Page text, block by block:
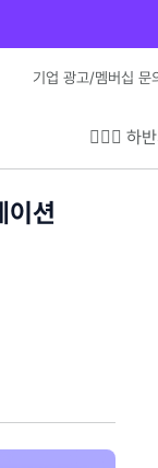
기업 광고/멤버십 문
💁🏻‍♂️ 하
이션